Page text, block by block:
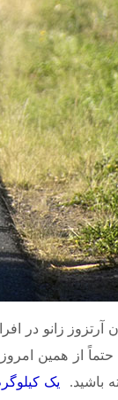
حتماً از همین
باشید.